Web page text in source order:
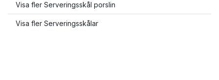
Visa fler Serveringsskål porslin
Visa fler Serveringsskålar